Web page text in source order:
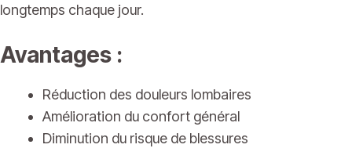
longtemps chaque jour.
Avantages :
Réduction des douleurs lombaires
Amélioration du confort général
Diminution du risque de blessures